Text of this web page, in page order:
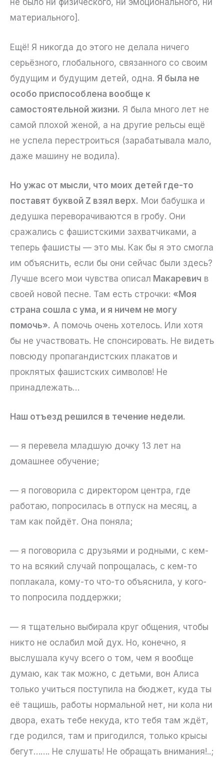
не было ни физического, ни эмоционального, ни
материального].
Ещё! Я никогда до этого не делала ничего
серьёзного, глобального, связанного со своим
будущим и будущим детей, одна. Я была не
особо приспособлена вообще к
самостоятельной жизни. Я была много лет не
самой плохой женой, а на другие рельсы ещё
не успела перестроиться (зарабатывала мало,
даже машину не водила).
Но ужас от мысли, что моих детей где-то
поставят буквой Z взял верх. Мои бабушка и
дедушка переворачиваются в гробу. Они
сражались с фашистскими захватчиками, а
теперь фашисты — это мы. Как бы я это смогла
им объяснить, если бы они сейчас были здесь?
Лучше всего мои чувства описал Макаревич в
своей новой песне. Там есть строчки: «Моя
страна сошла с ума, и я ничем не могу
помочь». А помочь очень хотелось. Или хотя
бы не участвовать. Не спонсировать. Не видеть
повсюду пропагандистских плакатов и
проклятых фашистских символов! Не
принадлежать…
Наш отъезд решился в течение недели.
— я перевела младшую дочку 13 лет на
домашнее обучение;
— я поговорила с директором центра, где
работаю, попросилась в отпуск на месяц, а
там как пойдёт. Она поняла;
— я поговорила с друзьями и родными, с кем-
то на всякий случай попрощалась, с кем-то
поплакала, кому-то что-то объяснила, у кого-
то попросила поддержки;
— я тщательно выбирала круг общения, чтобы
никто не ослабил мой дух. Но, конечно, я
выслушала кучу всего о том, чем я вообще
думаю, как так можно, с детьми, вон Алиса
только учиться поступила на бюджет, куда ты
её тащишь, работы нормальной нет, ни кола ни
двора, ехать тебе некуда, кто тебя там ждёт,
где родился, там и пригодился, только крысы
бегут……. Не слушать! Не обращать внимания!..;